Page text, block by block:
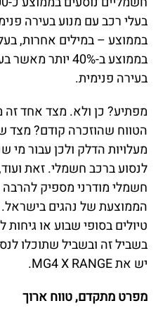
בממוצע – במילים אחרות,
בממוצע ב-40%
בעירה פנימית.
מפתיע? כן ולא. מצד אחד
הטווח שהוזכרה קודם? מצד
מעלויות הדלק ולכן עבור
לנסוע ברכב חשמלי. זאת
חשמלי מודרני מספיק
הממוצעת של נהגים בישראל.
טיולים בסופי שבוע או גיחות
בשביל זה ובשביל שתוכלו
יש את MG4 X RANGE.
מפרט מתקדם, טווח ארוך